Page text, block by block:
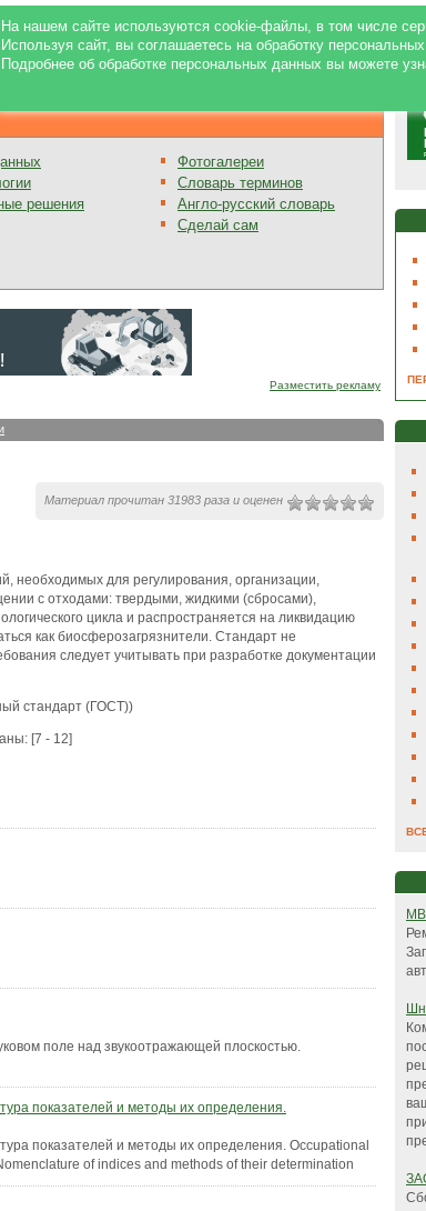
На нашем сайте используются cookie-файлы, в том числе
Используя сайт, вы соглашаетесь на обработку
Подробнее об обработке персональных данных вы можете
|Отзывы|Реклама на портале|Реклама в журнале |
решения
Фотогалереи
Словарь терминов
Англо-русский словарь
Сделай сам
Разместить рекламу
Материал прочитан 31983 раза и оценен
необходимых для регулирования, организации,
с отходами: твердыми, жидкими (сбросами),
цикла и распространяется на ликвидацию
как биосферозагрязнители. Стандарт не
следует учитывать при разработке документации
стандарт (ГОСТ))
[7 - 12]
поле над звукоотражающей плоскостью.
показателей и методы их определения.
показателей и методы их определения. Occupational
of indices and methods of their determination